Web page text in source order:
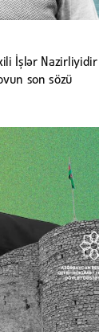
İşlər Nazirliyidir
son sözü